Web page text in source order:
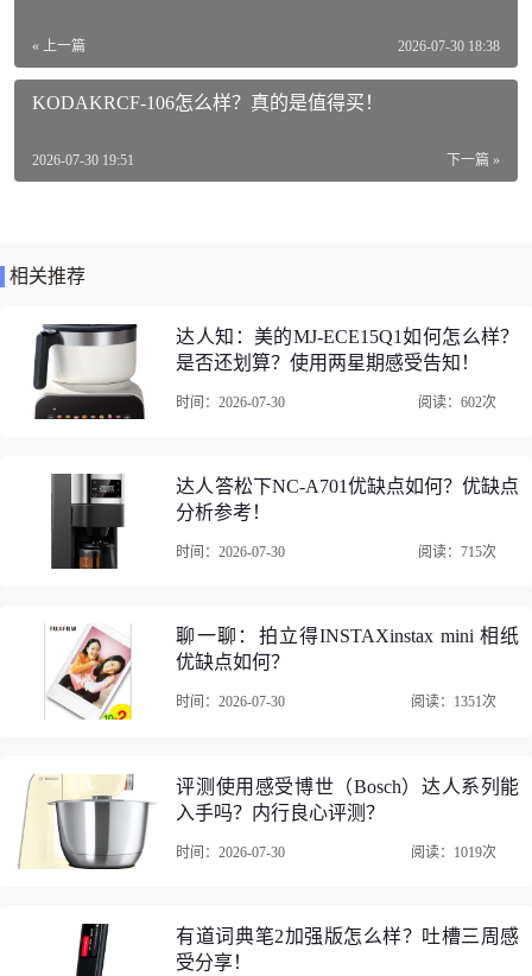
货号：13403
适用对象：通用
怎么样？优缺点如何？”的所有内容。
由网友上传（或整理自网络）。转载请注明：https://www.10pinping.c
om/news/36mq2k63.html
« 上一篇 2026-07-30 18:38
KODAKRCF-106怎么样？真的是值得买！
下一篇 »
2026-07-30 19:51
相关推荐
达人知：美的MJ-ECE15Q1如何怎么样？
是否还划算？使用两星期感受告知！
时间：2026-07-30 阅读：602次
达人答松下NC-A701优缺点如何？优缺点
分析参考！
时间：2026-07-30 阅读：715次
聊一聊：拍立得INSTAXinstax mini 相纸
优缺点如何？
时间：2026-07-30 阅读：1351次
评测使用感受博世（Bosch）达人系列能
入手吗？内行良心评测？
时间：2026-07-30 阅读：1019次
有道词典笔2加强版怎么样？吐槽三周感
受分享！